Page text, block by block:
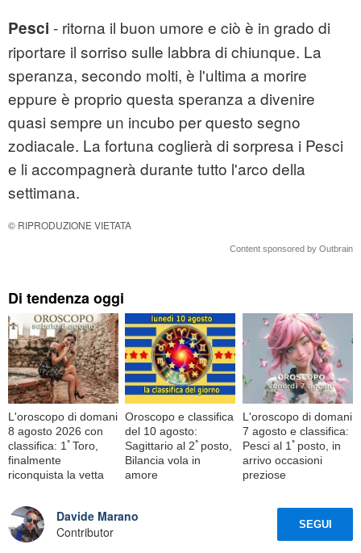
Pesci - ritorna il buon umore e ciò è in grado di
riportare il sorriso sulle labbra di chiunque. La
speranza, secondo molti, è l'ultima a morire
eppure è proprio questa speranza a divenire
quasi sempre un incubo per questo segno
zodiacale. La fortuna coglierà di sorpresa i Pesci
e li accompagnerà durante tutto l'arco della
settimana.
© RIPRODUZIONE VIETATA
Content sponsored by Outbrain
Di tendenza oggi
L'oroscopo di domani
8 agosto 2026 con
classifica: 1ﾟToro,
finalmente
riconquista la vetta
Oroscopo e classifica
del 10 agosto:
Sagittario al 2ﾟposto,
Bilancia vola in
amore
L'oroscopo di domani
7 agosto e classifica:
Pesci al 1ﾟposto, in
arrivo occasioni
preziose
Davide Marano
Contributor
SEGUI